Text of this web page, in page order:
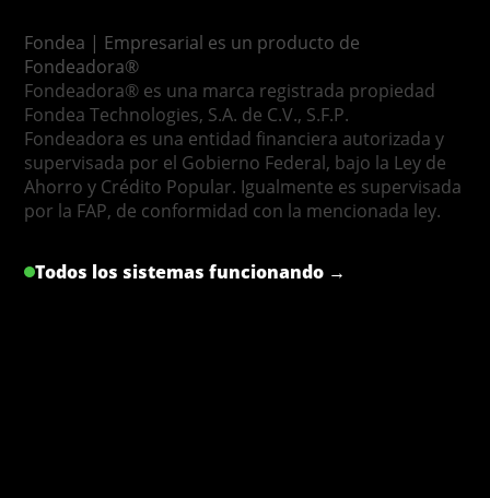
Fondea | Empresarial es un producto de
Fondeadora®
Fondeadora® es una marca registrada propiedad
Fondea Technologies, S.A. de C.V., S.F.P.
Fondeadora es una entidad financiera autorizada y
supervisada por el Gobierno Federal, bajo la Ley de
Ahorro y Crédito Popular. Igualmente es supervisada
por la FAP, de conformidad con la mencionada ley.
Todos los sistemas funcionando →